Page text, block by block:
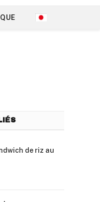
de riz au